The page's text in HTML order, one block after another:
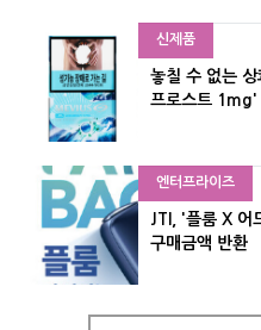
신제품
놓칠 수 없는 상
프로스트 1mg'
엔터프라이즈
JTI, '플룸 X 어
구매금액 반환